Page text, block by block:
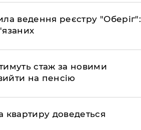
ведення реєстру "Оберіг":
стаж за новими
на пенсію
квартиру доведеться